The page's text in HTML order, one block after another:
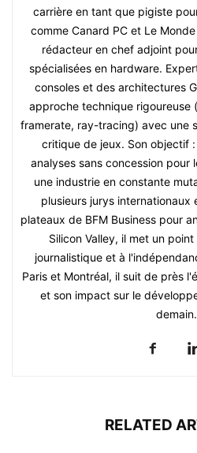
carrière en tant que pigiste
comme Canard PC et Le
rédacteur en chef adjoint
spécialisées en hardware.
consoles et des architectures
approche technique rigoureuse
framerate, ray-tracing) avec une
critique de jeux. Son objectif
analyses sans concession pour
une industrie en constante
plusieurs jurys internationaux
plateaux de BFM Business pour
Silicon Valley, il met un
journalistique et à
Paris et Montréal, il suit de près
et son impact sur le
demain.
RELATED